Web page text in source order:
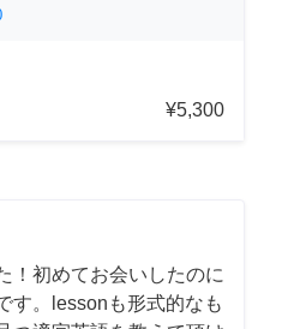
¥5,300
！初めてお会いしたのに
す。lessonも形式的なも